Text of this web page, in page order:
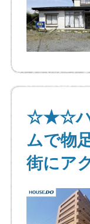
☆★☆ハ
ムで物
街にア